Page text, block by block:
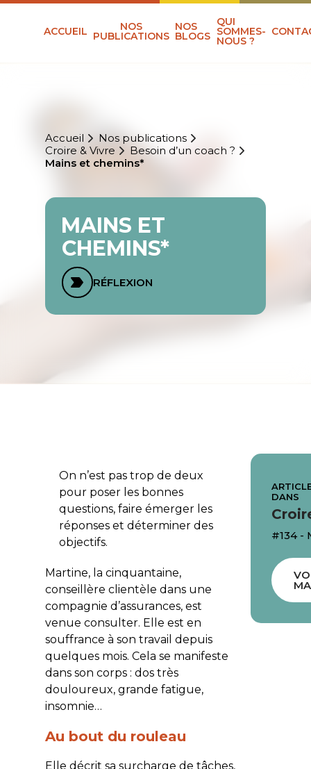
ACCUEIL NOS
PUBLICATIONS
NOS
BLOGS
QUI
SOMMES-
NOUS ?
Accueil
Nos publications
Croire & Vivre
Besoin d’un coach ?
Mains et chemins*
MAINS ET
CHEMINS*
RÉFLEXION
On n’est pas trop de deux
pour poser les bonnes
questions, faire émerger les
réponses et déterminer des
objectifs.
Martine, la cinquantaine,
conseillère clientèle dans une
compagnie d’assurances, est
venue consulter. Elle est en
souffrance à son travail depuis
quelques mois. Cela se manifeste
dans son corps : dos très
douloureux, grande fatigue,
insomnie…
Au bout du rouleau
Elle décrit sa surcharge de tâches,
DANS
#134 -